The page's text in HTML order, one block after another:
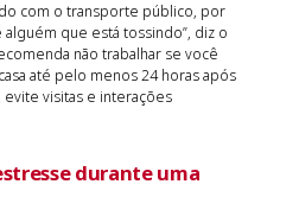
com o transporte público, por
que está tossindo”, diz o
não trabalhar se você
até pelo menos 24 horas após
evite visitas e interações
durante uma